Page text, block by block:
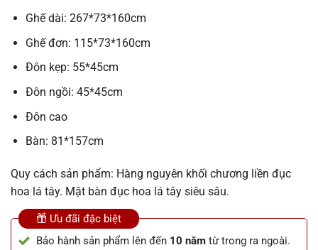
Ghế dài: 267*73*160cm
Ghế đơn: 115*73*160cm
Đôn kẹp: 55*45cm
Đôn ngồi: 45*45cm
Đôn cao
Bàn: 81*157cm
Quy cách sản phẩm: Hàng nguyên khối chương liền đục
hoa lá tây. Mặt bàn đục hoa lá tây siêu sâu.
Ưu đãi đặc biệt
Bảo hành sản phẩm lên đến 10 năm từ trong ra ngoài.